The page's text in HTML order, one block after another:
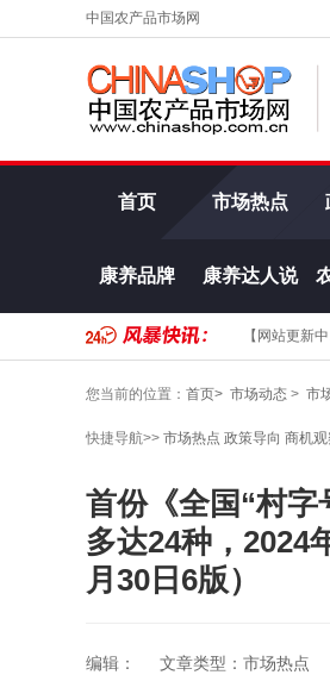
中国农产品市场网
首页 市场热点
康养品牌 康养达人说
【网站更新
您当前的位置： 首页> 市场动态 > 市
快捷导航>> 市场热点 政策导向 商机观
首份《全国“村字
多达24种，2024
月30日6版）
编辑： 文章类型：市场热点